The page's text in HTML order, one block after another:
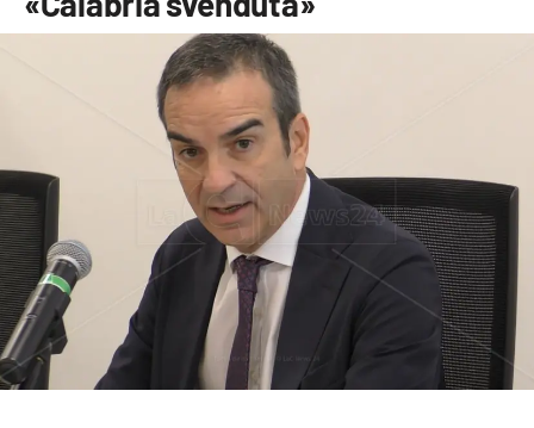
Politica
Economia e lavoro
Italia Mondo
Sanità
Sport
Cultura